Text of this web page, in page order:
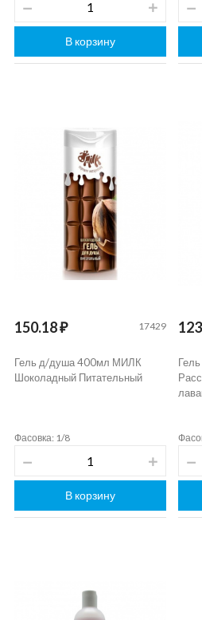
В корзину
150.18 ₽ 17429
Гель д/душа 400мл МИЛК
Шоколадный Питательный
Фасовка: 1/8
В корзину